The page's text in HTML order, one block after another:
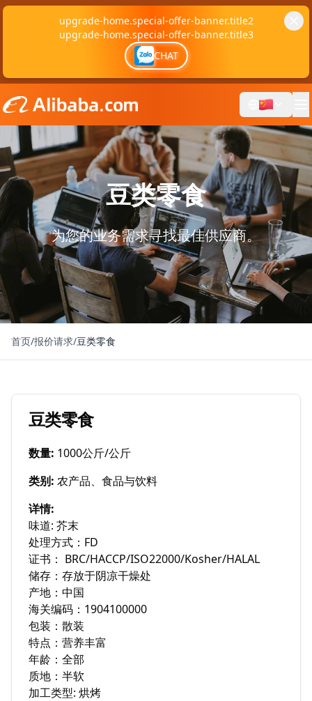
upgrade-home.special-offer-banner.title2
upgrade-home.special-offer-banner.title3
CHAT
豆类零食
为您的业务需求寻找最佳供应商。
首页/报价请求/豆类零食
豆类零食
数量: 1000公斤/公斤
类别: 农产品、食品与饮料
详情:
味道: 芥末
处理方式：FD
证书： BRC/HACCP/ISO22000/Kosher/HALAL
储存：存放于阴凉干燥处
产地：中国
海关编码：1904100000
包装：散装
特点：营养丰富
年龄：全部
质地：半软
加工类型: 烘烤